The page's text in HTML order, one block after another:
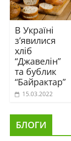
В Україні
з’явилися
хліб
“Джавелін”
та бублик
“Байрактар”
15.03.2022
БЛОГИ